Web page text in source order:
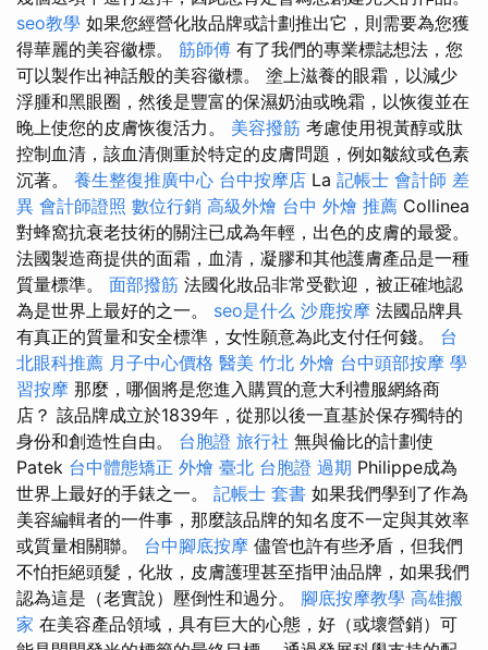
seo教學 如果您經營化妝品牌或計劃推出它，則需要為您獲
得華麗的美容徽標。 筋師傅 有了我們的專業標誌想法，您
可以製作出神話般的美容徽標。 塗上滋養的眼霜，以減少
浮腫和黑眼圈，然後是豐富的保濕奶油或晚霜，以恢復並在
晚上使您的皮膚恢復活力。 美容撥筋 考慮使用視黃醇或肽
控制血清，該血清側重於特定的皮膚問題，例如皺紋或色素
沉著。 養生整復推廣中心 台中按摩店 La 記帳士 會計師 差
異 會計師證照 數位行銷 高級外燴 台中 外燴 推薦 Collinea
對蜂窩抗衰老技術的關注已成為年輕，出色的皮膚的最愛。
法國製造商提供的面霜，血清，凝膠和其他護膚產品是一種
質量標準。 面部撥筋 法國化妝品非常受歡迎，被正確地認
為是世界上最好的之一。 seo是什么 沙鹿按摩 法國品牌具
有真正的質量和安全標準，女性願意為此支付任何錢。 台
北眼科推薦 月子中心價格 醫美 竹北 外燴 台中頭部按摩 學
習按摩 那麼，哪個將是您進入購買的意大利禮服網絡商
店？ 該品牌成立於1839年，從那以後一直基於保存獨特的
身份和創造性自由。 台胞證 旅行社 無與倫比的計劃使
Patek 台中體態矯正 外燴 臺北 台胞證 過期 Philippe成為
世界上最好的手錶之一。 記帳士 套書 如果我們學到了作為
美容編輯者的一件事，那麼該品牌的知名度不一定與其效率
或質量相關聯。 台中腳底按摩 儘管也許有些矛盾，但我們
不怕拒絕頭髮，化妝，皮膚護理甚至指甲油品牌，如果我們
認為這是（老實說）壓倒性和過分。 腳底按摩教學 高雄搬
家 在美容產品領域，具有巨大的心態，好（或壞營銷）可